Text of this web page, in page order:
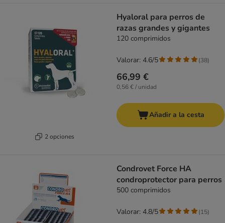
2 opciones
Hyaloral para perros de
razas grandes y gigantes
120 comprimidos
66,99 €
0,56 € / unidad
Valorar: 4.6/5 (38)
Añadir a la cesta
Condrovet Force HA
condroprotector para perros
500 comprimidos
Valorar: 4.8/5 (15)